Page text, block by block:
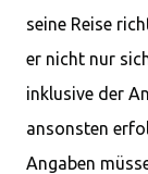
seine Reise
er nicht nur
inklusive der
ansonsten
Angaben